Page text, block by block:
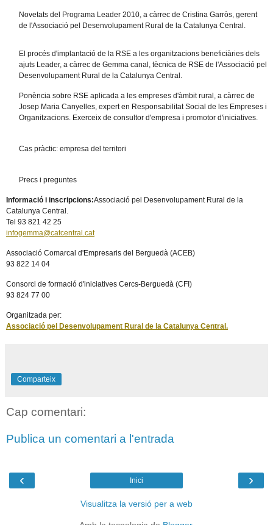
Novetats del Programa Leader 2010, a càrrec de Cristina Garròs, gerent
de l'Associació pel Desenvolupament Rural de la Catalunya Central.
El procés d'implantació de la RSE a les organitzacions beneficiàries dels
ajuts Leader, a càrrec de Gemma canal, tècnica de RSE de l'Associació pel
Desenvolupament Rural de la Catalunya Central.
Ponència sobre RSE aplicada a les empreses d'àmbit rural, a càrrec de
Josep Maria Canyelles, expert en Responsabilitat Social de les Empreses i
Organitzacions. Exerceix de consultor d'empresa i promotor d'iniciatives.
Cas pràctic: empresa del territori
Precs i preguntes
Informació i inscripcions:Associació pel Desenvolupament Rural de la
Catalunya Central.
Tel 93 821 42 25
infogemma@catcentral.cat
Associació Comarcal d'Empresaris del Berguedà (ACEB)
93 822 14 04
Consorci de formació d'iniciatives Cercs-Berguedà (CFI)
93 824 77 00
Organitzada per:
Associació pel Desenvolupament Rural de la Catalunya Central.
Comparteix
Cap comentari:
Publica un comentari a l'entrada
‹ ›
Inici
Visualitza la versió per a web